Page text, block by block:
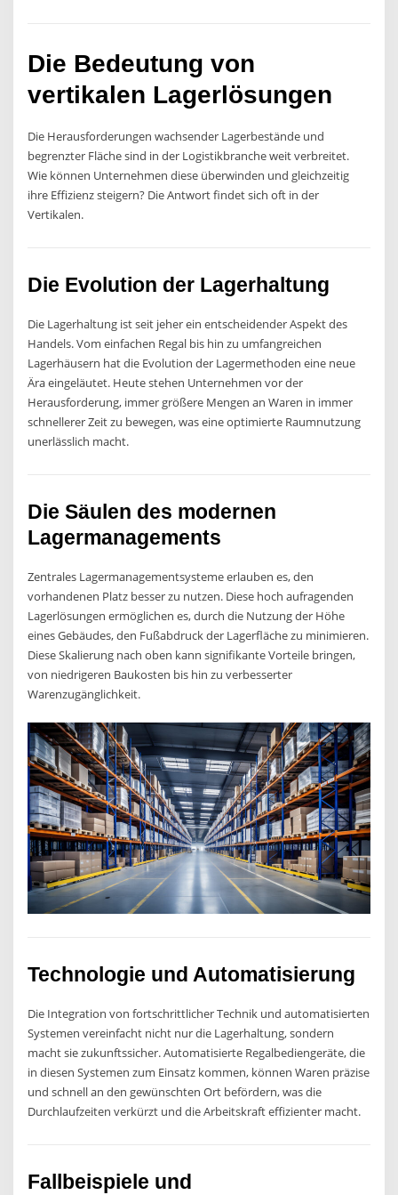
Die Bedeutung von
vertikalen Lagerlösungen
Die Herausforderungen wachsender Lagerbestände und
begrenzter Fläche sind in der Logistikbranche weit verbreitet.
Wie können Unternehmen diese überwinden und gleichzeitig
ihre Effizienz steigern? Die Antwort findet sich oft in der
Vertikalen.
Die Evolution der Lagerhaltung
Die Lagerhaltung ist seit jeher ein entscheidender Aspekt des
Handels. Vom einfachen Regal bis hin zu umfangreichen
Lagerhäusern hat die Evolution der Lagermethoden eine neue
Ära eingeläutet. Heute stehen Unternehmen vor der
Herausforderung, immer größere Mengen an Waren in immer
schnellerer Zeit zu bewegen, was eine optimierte Raumnutzung
unerlässlich macht.
Die Säulen des modernen
Lagermanagements
Zentrales Lagermanagementsysteme erlauben es, den
vorhandenen Platz besser zu nutzen. Diese hoch aufragenden
Lagerlösungen ermöglichen es, durch die Nutzung der Höhe
eines Gebäudes, den Fußabdruck der Lagerfläche zu minimieren.
Diese Skalierung nach oben kann signifikante Vorteile bringen,
von niedrigeren Baukosten bis hin zu verbesserter
Warenzugänglichkeit.
Technologie und Automatisierung
Die Integration von fortschrittlicher Technik und automatisierten
Systemen vereinfacht nicht nur die Lagerhaltung, sondern
macht sie zukunftssicher. Automatisierte Regalbediengeräte, die
in diesen Systemen zum Einsatz kommen, können Waren präzise
und schnell an den gewünschten Ort befördern, was die
Durchlaufzeiten verkürzt und die Arbeitskraft effizienter macht.
Fallbeispiele und